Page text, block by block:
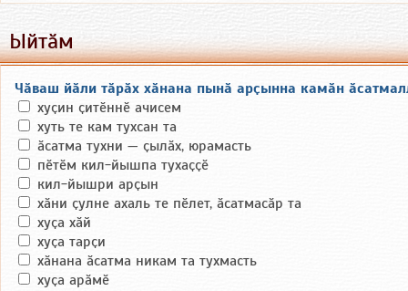
Ыйтӑм
Чӑваш йӑли тӑрӑх хӑнана пынӑ арҫынна камӑн
хуҫин ҫитӗннӗ ачисем
хуть те кам тухсан та
ӑсатма тухни — ҫылӑх, юрамасть
пӗтӗм кил-йышпа тухаҫҫӗ
кил-йышри арҫын
хӑни ҫулне ахаль те пӗлет, ӑсатмасӑр та
хуҫа хӑй
хуҫа тарҫи
хӑнана ӑсатма никам та тухмасть
хуҫа арӑмӗ